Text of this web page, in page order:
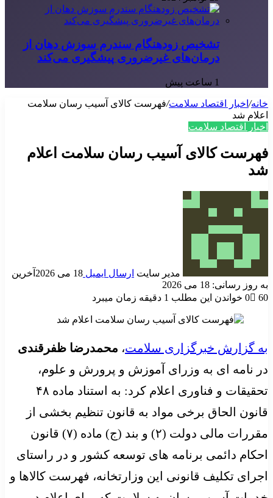
تشخیص زودهنگام سندرم سوزش دهان از
درمان‌های غیرضروری پیشگیری می‌کند
1 ساعت پیش
خانه/ اخبار اقتصاد سلامت/فهرست کالای آسیب رسان سلامت
اعلام شد
اخبار اقتصاد سلامت
فهرست کالای آسیب رسان سلامت اعلام
شد
مدیر سایت ارسال ایمیل 18 می 2026
آخرین
به روز رسانی: 18 می 2026
0
60 خواندن این مطلب 1 دقیقه زمان میبرد
به گزارش خبرگزاری سلامت، محمدرضا ظفرقندی
در نامه ای به وزرای آموزش و پرورش و علوم،
تحقیقات و فناوری اعلام کرد: به استناد ماده ۴۸
قانون الحاق برخی مواد به قانون تنظیم بخشی از
مقررات مالی دولت (۲) و بند (ج) ماده (۷) قانون
احکام دائمی برنامه های توسعه کشور و در راستای
اجرای تکلیف قانونی این وزارتخانه، فهرست کالاها و